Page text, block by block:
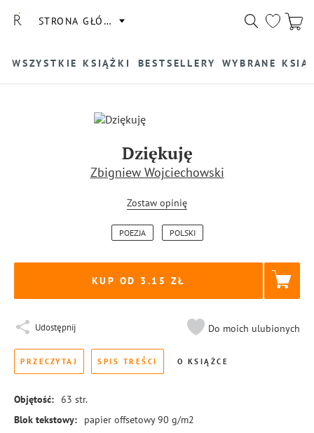
STRONA GŁÓWNA
WSZYSTKIE KSIĄŻKI BESTSELLERY WYBRANE
Dziękuję
Zbigniew Wojciechowski
Zostaw opinię
POEZJA POLSKI
KUP OD 3.15
Udostępnij Do moich ulubionych
PRZECZYTAJ SPIS TREŚCI O KSIĄŻCE
Objętość: 63 str.
Blok tekstowy:
papier offsetowy 90 g/m2